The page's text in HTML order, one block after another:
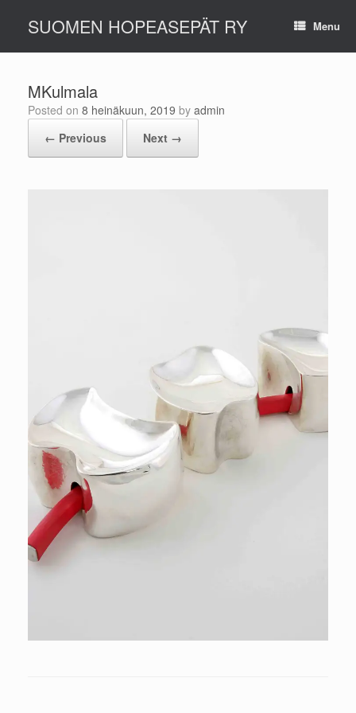
contentSUOMEN HOPEASEPÄT RY Menu
MKulmala
Posted on 8 heinäkuun, 2019 by admin
← Previous
Next →